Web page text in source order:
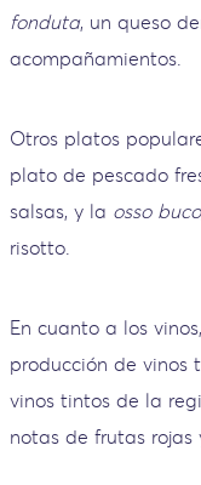
fonduta, un queso
acompañamientos.
Otros platos
plato de pescado
salsas, y la osso buco
risotto.
En cuanto a los
producción de vinos
vinos tintos de la
notas de frutas rojas